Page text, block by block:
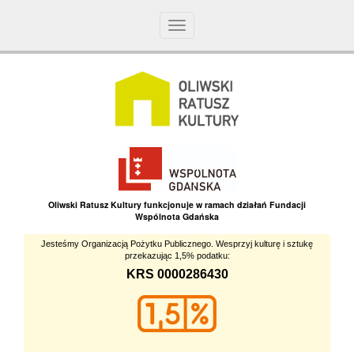
Toggle
Oliwski Ratusz Kultury funkcjonuje w ramach działań Fundacji
Wspólnota Gdańska
Jesteśmy Organizacją Pożytku Publicznego. Wesprzyj kulturę i sztukę
przekazując 1,5% podatku:
KRS 0000286430